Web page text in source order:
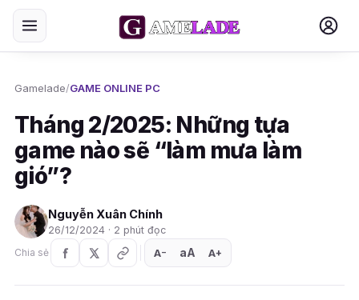
Gamelade/GAME ONLINE PC
Tháng 2/2025: Những tựa
game nào sẽ “làm mưa làm
gió”?
Nguyễn Xuân Chính
26/12/2024 · 2 phút đọc
Chia sẻ
A− aA A+